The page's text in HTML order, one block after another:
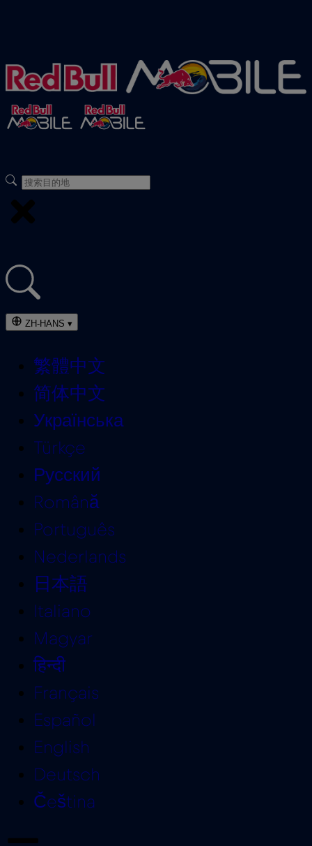
ZH-HANS ▾
繁體中文
简体中文
Українська
Türkçe
Русский
Română
Português
Nederlands
日本語
Italiano
Magyar
हिन्दी
Français
Español
English
Deutsch
Čeština